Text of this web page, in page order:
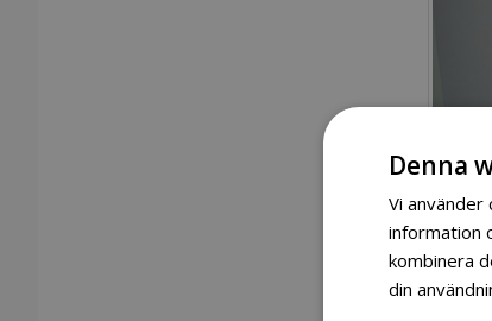
Denna
Vi använder
information
kombinera
din